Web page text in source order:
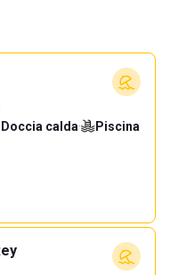
Doccia calda·
Piscina